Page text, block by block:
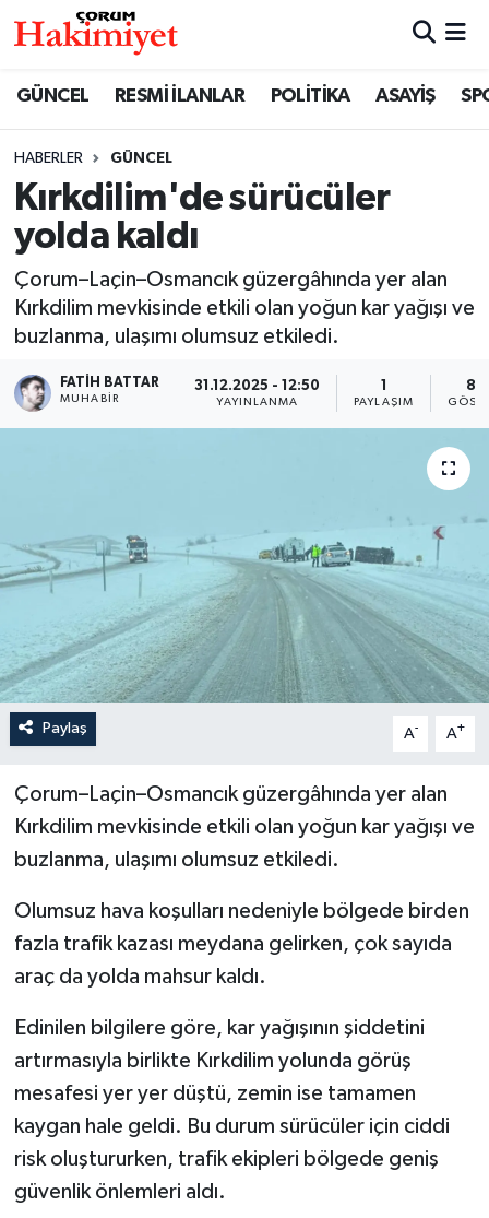
GÜNCEL RESMİ İLANLAR POLİTİKA ASAYİŞ
HABERLER GÜNCEL
Kırkdilim'de sürücüler
yolda kaldı
Çorum–Laçin–Osmancık güzergâhında yer alan
Kırkdilim mevkisinde etkili olan yoğun kar yağışı ve
buzlanma, ulaşımı olumsuz etkiledi.
FATIH BATTAR
MUHABIR
31.12.2025 - 12:50
YAYINLANMA
1
PAYLAŞIM
Paylaş A- A+
Çorum–Laçin–Osmancık güzergâhında yer alan
Kırkdilim mevkisinde etkili olan yoğun kar yağışı ve
buzlanma, ulaşımı olumsuz etkiledi.
Olumsuz hava koşulları nedeniyle bölgede birden
fazla trafik kazası meydana gelirken, çok sayıda
araç da yolda mahsur kaldı.
Edinilen bilgilere göre, kar yağışının şiddetini
artırmasıyla birlikte Kırkdilim yolunda görüş
mesafesi yer yer düştü, zemin ise tamamen
kaygan hale geldi. Bu durum sürücüler için ciddi
risk oluştururken, trafik ekipleri bölgede geniş
güvenlik önlemleri aldı.
SAĞLIK
ASAYİŞ
EKONOMİ
OTOPARK
TEKNOLOJİ
Nöbetçi Eczaneler
Çorum Namaz Vakitleri
Trafik Durumu
Süper Lig Puan Durumu ve Fikstür